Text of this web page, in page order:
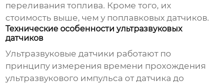
переливания топлива. Кроме того, их
стоимость выше, чем у поплавковых датчиков.
Технические особенности ультразвуковых
датчиков
Ультразвуковые датчики работают по
принципу измерения времени прохождения
ультразвукового импульса от датчика до